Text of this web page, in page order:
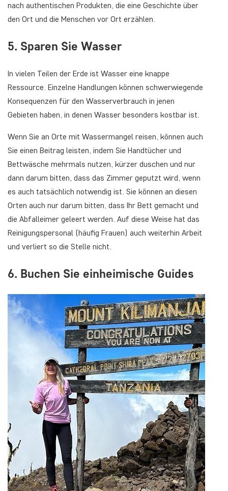
nach authentischen Produkten, die eine Geschichte über
den Ort und die Menschen vor Ort erzählen.
5. Sparen Sie Wasser
In vielen Teilen der Erde ist Wasser eine knappe
Ressource. Einzelne Handlungen können schwerwiegende
Konsequenzen für den Wasserverbrauch in jenen
Gebieten haben, in denen Wasser besonders kostbar ist.
Wenn Sie an Orte mit Wassermangel reisen, können auch
Sie einen Beitrag leisten, indem Sie Handtücher und
Bettwäsche mehrmals nutzen, kürzer duschen und nur
dann darum bitten, dass das Zimmer geputzt wird, wenn
es auch tatsächlich notwendig ist. Sie können an diesen
Orten auch nur darum bitten, dass Ihr Bett gemacht und
die Abfalleimer geleert werden. Auf diese Weise hat das
Reinigungspersonal (häufig Frauen) auch weiterhin Arbeit
und verliert so die Stelle nicht.
6. Buchen Sie einheimische Guides